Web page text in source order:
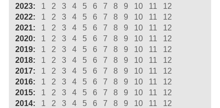
2023:
1 2 3 4 5 6 7 8 9 10 11
12
2022:
1 2 3 4 5 6 7 8 9 10 11
12
2021:
1 2 3 4 5 6 7 8 9 10 11
12
2020:
1 2 3 4 5 6 7 8 9 10 11
12
2019:
1 2 3 4 5 6 7 8 9 10 11
12
2018:
1 2 3 4 5 6 7 8 9 10 11
12
2017:
1 2 3 4 5 6 7 8 9 10 11
12
2016:
1 2 3 4 5 6 7 8 9 10 11
12
2015:
1 2 3 4 5 6 7 8 9 10 11
12
2014:
1 2 3 4 5 6 7 8 9 10 11 12